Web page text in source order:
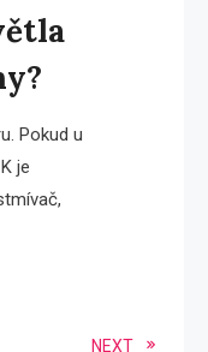
Pokud u
je
NEXT